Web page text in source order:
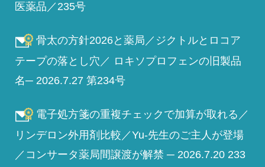
医薬品／235号
骨太の方針2026と薬局／ジクトルとロコア
テープの落とし穴／ ロキソプロフェンの旧製品
名─ 2026.7.27 第234号
電子処方箋の重複チェックで加算が取れる／
リンデロン外用剤比較／Yu-先生のご主人が登場
／コンサータ薬局間譲渡が解禁 ─ 2026.7.20 233